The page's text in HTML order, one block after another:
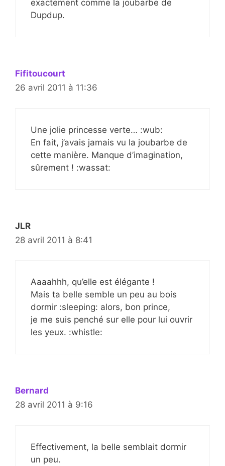
exactement comme la joubarbe de
Dupdup.
Fifitoucourt
26 avril 2011 à 11:36
Une jolie princesse verte… :wub:
En fait, j’avais jamais vu la joubarbe de
cette manière. Manque d’imagination,
sûrement ! :wassat:
JLR
28 avril 2011 à 8:41
Aaaahhh, qu’elle est élégante !
Mais ta belle semble un peu au bois
dormir :sleeping: alors, bon prince,
je me suis penché sur elle pour lui ouvrir
les yeux. :whistle:
Bernard
28 avril 2011 à 9:16
Effectivement, la belle semblait dormir
un peu.